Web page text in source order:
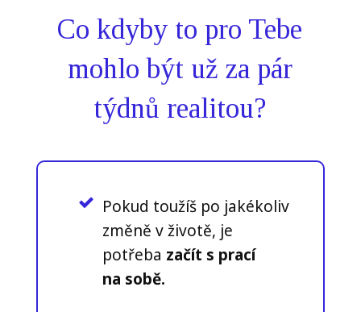
Co kdyby to pro Tebe
mohlo být už za pár
týdnů realitou?
Pokud toužíš po jakékoliv
změně v životě, je
potřeba začít s prací
na sobě.